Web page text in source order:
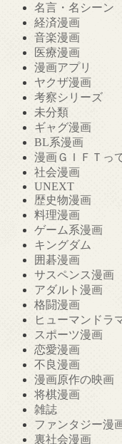
名言・名シーン
経済漫画
音楽漫画
医療漫画
漫画アプリ
ヤクザ漫画
考察シリーズ
未分類
ギャグ漫画
BL系漫画
漫画ＧＩＦＴっ
社会漫画
UNEXT
歴史物漫画
料理漫画
ゲーム系漫画
キングダム
囲碁漫画
サスペンス漫画
アダルト漫画
格闘漫画
ヒューマンドラ
スポーツ漫画
恋愛漫画
不良漫画
漫画原作の映画
将棋漫画
雑誌
ファンタジー漫
裏社会漫画